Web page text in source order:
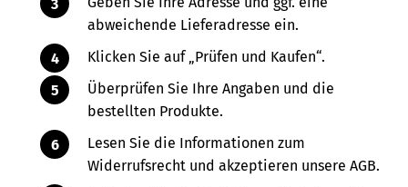
abweichende Lieferadresse ein.
Klicken Sie auf „Prüfen und Kaufen“.
Überprüfen Sie Ihre Angaben und die
bestellten Produkte.
Lesen Sie die Informationen zum
Widerrufsrecht und akzeptieren unsere AGB.